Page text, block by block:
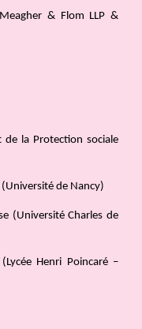
& Flom LLP &
la Protection sociale
de Nancy)
(Université Charles de
Henri Poincaré –